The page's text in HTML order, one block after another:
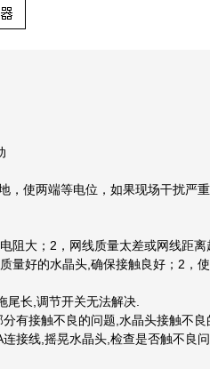
动
，使两端等电位，如果现场干扰严
阻大；2，网线质量太差或网线
量好的水晶头,确保接触良好；2，
拖尾长,调节开关无法解决.
分有接触不良的问题,水晶头接触
接线,摇晃水晶头,检查是否触不良